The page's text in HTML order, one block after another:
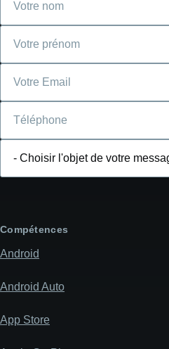
message
Compétences
Android
Android Auto
App Store